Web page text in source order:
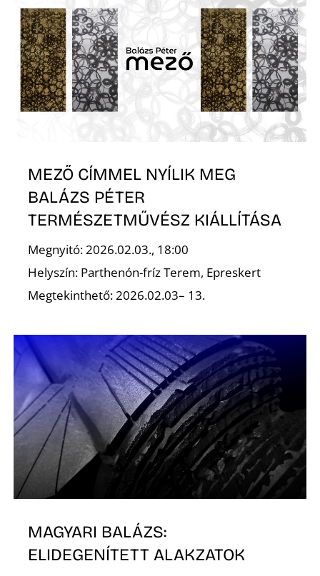
MEZŐ CÍMMEL NYÍLIK MEG
BALÁZS PÉTER
TERMÉSZETMŰVÉSZ KIÁLLÍTÁSA
Megnyitó: 2026.02.03., 18:00
Helyszín: Parthenón-fríz Terem, Epreskert
Megtekinthető: 2026.02.03– 13.
MAGYARI BALÁZS:
ELIDEGENÍTETT ALAKZATOK